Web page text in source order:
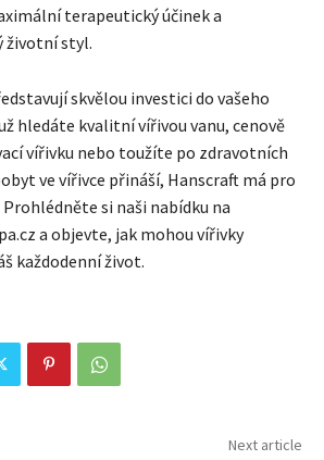
terapeutický účinek a
životní styl.
skvělou investici do vašeho
hledáte kvalitní vířivou vanu, cenově
vířivku nebo toužíte po zdravotních
ve vířivce přináší, Hanscraft má pro
si naši nabídku na
a objevte, jak mohou vířivky
každodenní život.
Next article